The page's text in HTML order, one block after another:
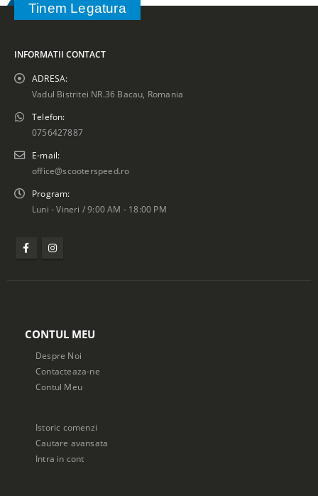
Tinem Legatura
INFORMATII CONTACT
ADRESA:
Vadul Bistritei NR.36 Bacau, Romania
Telefon:
0756427887
E-mail:
office@scooterspeed.ro
Program:
Luni - Vineri / 9:00 AM - 18:00 PM
CONTUL MEU
Despre Noi
Contacteaza-ne
Contul Meu
Istoric comenzi
Cautare avansata
Intra in cont